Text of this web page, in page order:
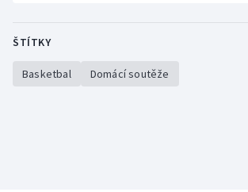
ŠTÍTKY
Basketbal Domácí soutěže